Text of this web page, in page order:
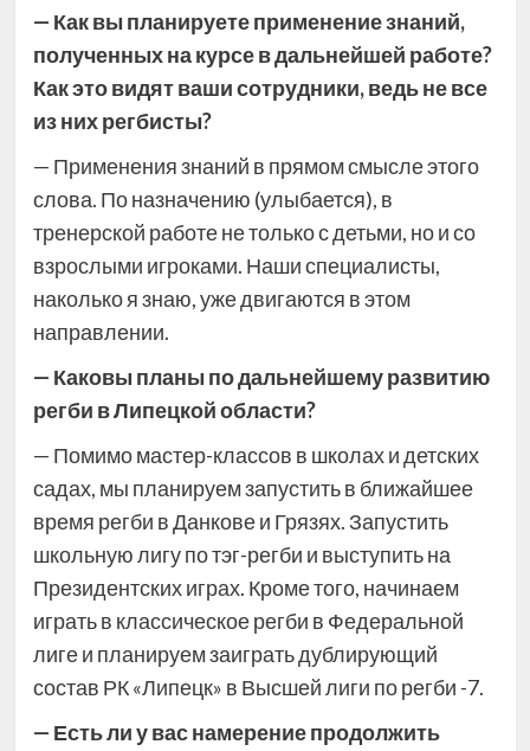
— Как вы планируете применение знаний,
полученных на курсе в дальнейшей работе?
Как это видят ваши сотрудники, ведь не все
из них регбисты?
— Применения знаний в прямом смысле этого
слова. По назначению (улыбается), в
тренерской работе не только с детьми, но и со
взрослыми игроками. Наши специалисты,
наколько я знаю, уже двигаются в этом
направлении.
— Каковы планы по дальнейшему развитию
регби в Липецкой области?
— Помимо мастер-классов в школах и детских
садах, мы планируем запустить в ближайшее
время регби в Данкове и Грязях. Запустить
школьную лигу по тэг-регби и выступить на
Президентских играх. Кроме того, начинаем
играть в классическое регби в Федеральной
лиге и планируем заиграть дублирующий
состав РК «Липецк» в Высшей лиги по регби -7.
— Есть ли у вас намерение продолжить